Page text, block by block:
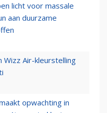
licht voor massale
aan duurzame
Wizz Air-kleurstelling
opwachting in